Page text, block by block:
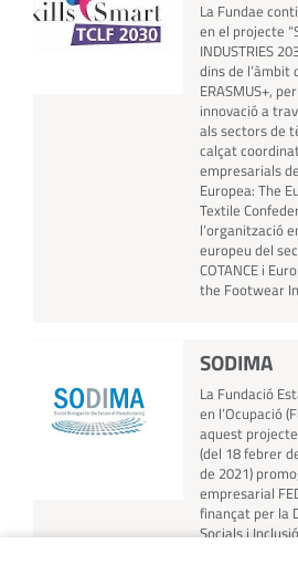
La Fundae
en el projecte
INDUSTRIES
dins de l’àmbit
ERASMUS+,
innovació a
als sectors de
calçat
empresarials
Europea: The
Textile
l’organització
europeu del
COTANCE i
the Footwear
SODIMA
La Fundació
en l’Ocupació
aquest
(del 18 febrer
de 2021)
empresarial
finançat per la
Socials i